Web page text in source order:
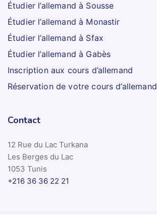
Étudier l’allemand à Sousse
Étudier l’allemand à Monastir
Étudier l’allemand à Sfax
Étudier l’allemand à Gabès
Inscription aux cours d’allemand
Réservation de votre cours d’allemand
Contact
12 Rue du Lac Turkana
Les Berges du Lac
1053 Tunis
+216 36 36 22 21